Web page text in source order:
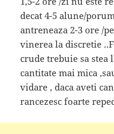
decat 4-5 alune/
antreneaza 2-3 ore /
vinerea la discretie
crude trebuie sa stea
cantitate mai mica
vidare , daca aveti
rancezesc foarte